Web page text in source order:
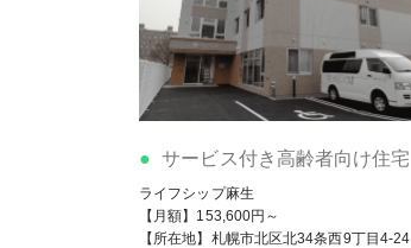
サービス付き高齢者向け住宅
ライフシップ麻生
【月額】153,600円～
【所在地】札幌市北区北34条西9丁目4-24